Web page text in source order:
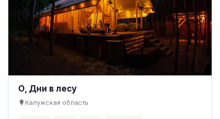
О, Дни в лесу
Калужская область